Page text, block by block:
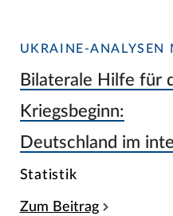
UKRAINE-
Bilaterale Hilfe für
Kriegsbeginn:
Deutschland im
Statistik
Zum Beitrag